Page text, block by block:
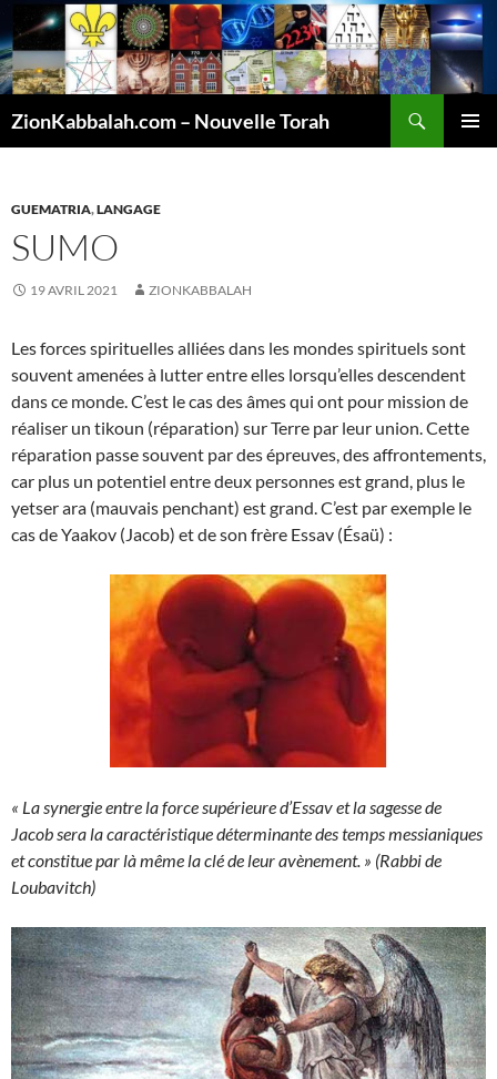
ZionKabbalah.com – Nouvelle Torah
GUEMATRIA,LANGAGE
SUMO
19 AVRIL 2021 ZIONKABBALAH
Les forces spirituelles alliées dans les mondes spirituels sont
souvent amenées à lutter entre elles lorsqu’elles descendent
dans ce monde. C’est le cas des âmes qui ont pour mission de
réaliser un tikoun (réparation) sur Terre par leur union. Cette
réparation passe souvent par des épreuves, des affrontements,
car plus un potentiel entre deux personnes est grand, plus le
yetser ara (mauvais penchant) est grand. C’est par exemple le
cas de Yaakov (Jacob) et de son frère Essav (Ésaü) :
« La synergie entre la force supérieure d’Essav et la sagesse de
Jacob sera la caractéristique déterminante des temps messianiques
et constitue par là même la clé de leur avènement. » (Rabbi de
Loubavitch)